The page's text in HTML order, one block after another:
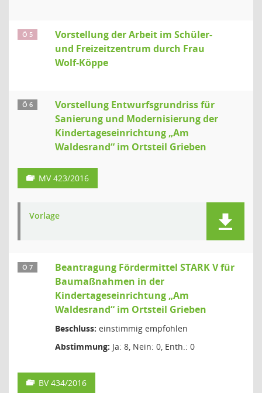
Ö 5
Vorstellung der Arbeit im Schüler-
und Freizeitzentrum durch Frau
Wolf-Köppe
Ö 6
Vorstellung Entwurfsgrundriss für
Sanierung und Modernisierung der
Kindertageseinrichtung „Am
Waldesrand“ im Ortsteil Grieben
MV 423/2016
Vorlage
Ö 7
Beantragung Fördermittel STARK V für
Baumaßnahmen in der
Kindertageseinrichtung „Am
Waldesrand“ im Ortsteil Grieben
Beschluss: einstimmig empfohlen
Abstimmung: Ja: 8, Nein: 0, Enth.: 0
BV 434/2016